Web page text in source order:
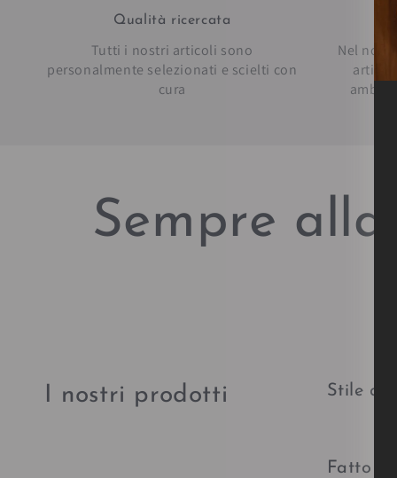
Qualità ricercata
Tutti i nostri articoli sono
personalmente selezionati e scielti con
cura
Nel
Sempre
I nostri prodotti Stile
Fatto a